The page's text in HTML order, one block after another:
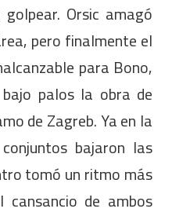
Orsic amagó
pero finalmente el
para Bono,
palos la obra de
de Zagreb. Ya en la
bajaron las
tomó un ritmo más
de ambos